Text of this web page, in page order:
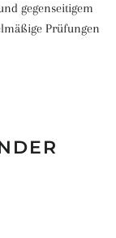
gegenseitigem
Prüfungen